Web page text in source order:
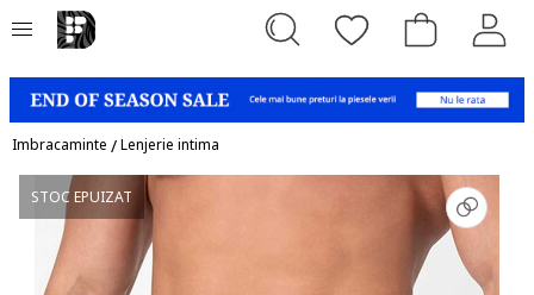
Imbracaminte /Lenjerie intima
STOC EPUIZAT